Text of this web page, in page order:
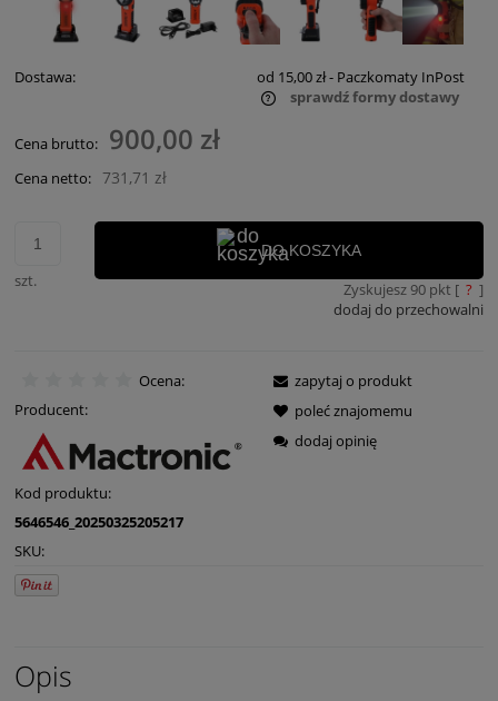
Dostawa: od 15,00 zł- Paczkomaty InPost
sprawdź formy dostawy
Cena brutto: 900,00 zł
Cena netto: 731,71 zł
szt.
DO KOSZYKA
Zyskujesz 90pkt [ ? ]
dodaj do przechowalni
Ocena:
Producent:
Kod produktu:
5646546_20250325205217
SKU:
zapytaj o produkt
poleć znajomemu
dodaj opinię
Opis